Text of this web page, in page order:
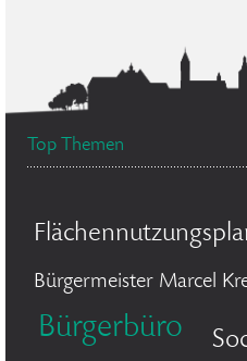
Top Themen
Bürgermeister Marcel
Bürgerbüro